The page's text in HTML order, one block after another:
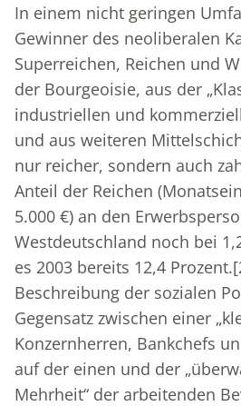
In einem nicht geringen
Gewinner des neoliberalen
Superreichen, Reichen und
der Bourgeoisie, aus der
industriellen und
und aus weiteren
nur reicher, sondern auch
Anteil der Reichen
5.000 €) an den
Westdeutschland noch bei
es 2003 bereits 12,4 Prozent.
Beschreibung der sozialen
Gegensatz zwischen einer
Konzernherren, Bankchefs
auf der einen und der
Mehrheit“ der arbeitenden